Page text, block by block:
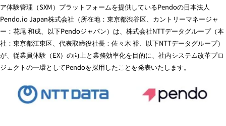
ア体験管理（SXM）プラットフォームを提供しているPendoの日本法人
Pendo.io Japan株式会社（所在地：東京都渋谷区、カントリーマネージャ
ー：花尾和成、以下Pendoジャパン）は、株式会社NTTデータグループ（本
社：東京都江東区、代表取締役社長：佐々木 裕、以下NTTデータグループ）
が、従業員体験（EX）の向上と業務効率化を目的に、社内システム改革プロ
ジェクトの一環としてPendoを採用したことを発表いたします。